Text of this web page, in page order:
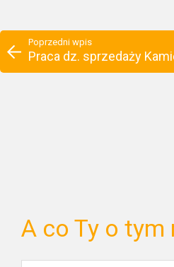
Poprzedni wpis
Praca dz. sprzedaży
A co Ty o tym